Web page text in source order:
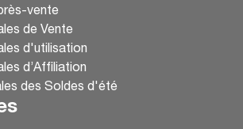
vente
de Vente
d'utilisation
d’Affiliation
des Soldes d'été